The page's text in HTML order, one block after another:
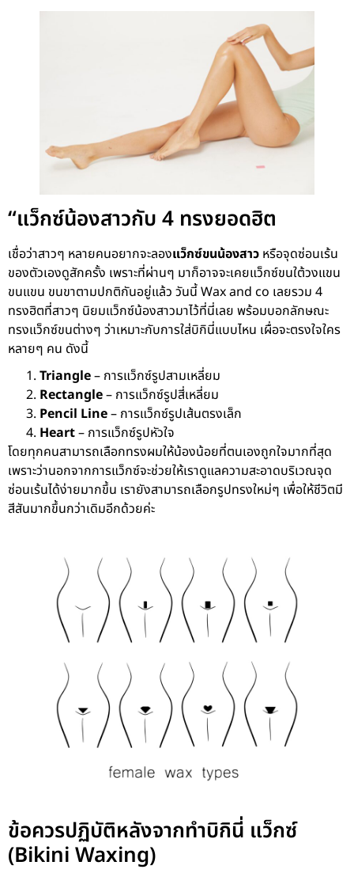
“แว็กซ์น้องสาวกับ 4 ทรงยอดฮิต
เชื่อว่าสาวๆ หลายคนอยากจะลองแว็กซ์ขนน้องสาว หรือจุดซ่อนเร้น
ของตัวเองดูสักครั้ง เพราะที่ผ่านๆ มาก็อาจจะเคยแว็กซ์ขนใต้วงแขน
ขนแขน ขนขาตามปกติกันอยู่แล้ว วันนี้ Wax and co เลยรวม 4
ทรงฮิตที่สาวๆ นิยมแว็กซ์น้องสาวมาไว้ที่นี่เลย พร้อมบอกลักษณะ
ทรงแว็กซ์ขนต่างๆ ว่าเหมาะกับการใส่บิกินี่แบบไหน เผื่อจะตรงใจใคร
หลายๆ คน ดังนี้
Triangle– การแว็กซ์รูปสามเหลี่ยม
Rectangle– การแว็กซ์รูปสี่เหลี่ยม
Pencil Line– การแว็กซ์รูปเส้นตรงเล็ก
Heart– การแว็กซ์รูปหัวใจ
โดยทุกคนสามารถเลือกทรงผมให้น้องน้อยที่ตนเองถูกใจมากที่สุด
เพราะว่านอกจากการแว็กซ์จะช่วยให้เราดูแลความสะอาดบริเวณจุด
ซ่อนเร้นได้ง่ายมากขึ้น เรายังสามารถเลือกรูปทรงใหม่ๆ เพื่อให้ชีวิตมี
สีสันมากขึ้นกว่าเดิมอีกด้วยค่ะ
ข้อควรปฏิบัติหลังจากทำบิกินี่ แว็กซ์
(Bikini Waxing)